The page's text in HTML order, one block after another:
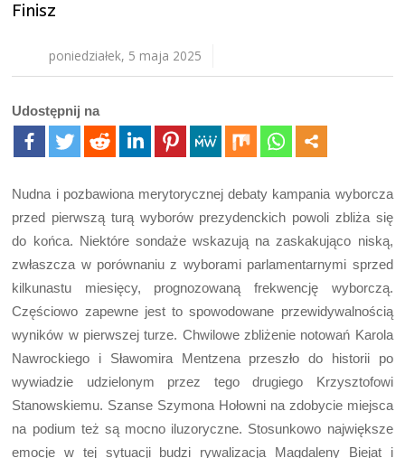
Finisz
poniedziałek, 5 maja 2025
Udostępnij na
Nudna i pozbawiona merytorycznej debaty kampania wyborcza
przed pierwszą turą wyborów prezydenckich powoli zbliża się
do końca. Niektóre sondaże wskazują na zaskakująco niską,
zwłaszcza w porównaniu z wyborami parlamentarnymi sprzed
kilkunastu miesięcy, prognozowaną frekwencję wyborczą.
Częściowo zapewne jest to spowodowane przewidywalnością
wyników w pierwszej turze. Chwilowe zbliżenie notowań Karola
Nawrockiego i Sławomira Mentzena przeszło do historii po
wywiadzie udzielonym przez tego drugiego Krzysztofowi
Stanowskiemu. Szanse Szymona Hołowni na zdobycie miejsca
na podium też są mocno iluzoryczne. Stosunkowo największe
emocje w tej sytuacji budzi rywalizacja Magdaleny Biejat i